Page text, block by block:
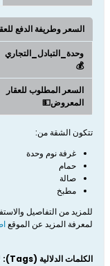
السعر وطريفة الدفع
وحدة_التبادل_التجاري
💰
السعر المطلوب للعقار
المعروض💵
تتكون الشقة من:
غرفة نوم وحدة
حمام
صالة
مطبخ
للمزيد من التفاصيل
لمعرفة المزيد عن الموقع
الكلمات الدلالية (Tags):